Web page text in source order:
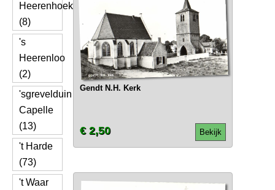
Heerenhoek
(8)
's
Heerenloo
(2)
'sgrevelduin
Capelle
(13)
't Harde
(73)
't Waar
Gendt N.H. Kerk
Bekijk
€ 2,50